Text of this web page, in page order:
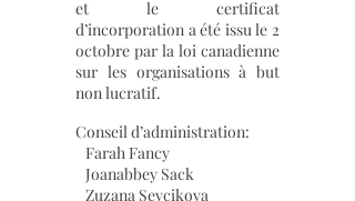
et le certificat
d’incorporation a été issu le 2
octobre par la loi canadienne
sur les organisations à but
non lucratif.
Conseil d’administration:
Farah Fancy
Joanabbey Sack
Zuzana Sevcikova